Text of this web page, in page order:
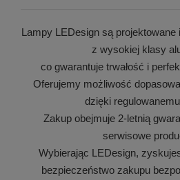
Lampy LEDesign są
z wysokiej klasy
co gwarantuje trwałość i
Oferujemy możliwość
dzięki
Zakup obejmuje 2-letnią
serwisowe
Wybierając LEDesign,
bezpieczeństwo zakupu